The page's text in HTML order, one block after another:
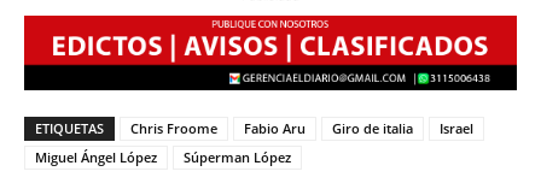
ETIQUETAS Chris Froome Fabio Aru Giro de italia
Israel
Miguel Ángel López
Súperman López